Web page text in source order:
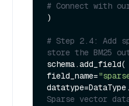
# Connect with
)
# Step 2.4: Add
store the BM25
schema.add_field(
field_name=
Sparse vector